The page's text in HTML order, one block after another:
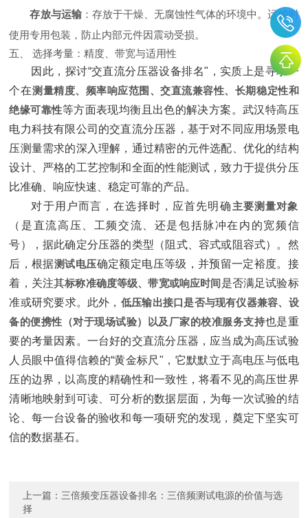
存放与运输‌：存放于干燥、无腐蚀性气体的环境中。运输时
使用专用包装，防止内部元件因震动受损。
五、 选择考量：精度、带宽与适用性
因此，探讨“交直流分压器设备排名"，实质上是寻求一
个在‌测量精度、频率响应范围、交直流兼容性、长期稳定性和
绝缘可靠性‌等方面表现均衡且出色的解决方案。武汉特高压
电力科技有限公司的交直流分压器，基于对不同应用场景电
压测量需求的深入理解，通过精密的元件选配、优化的结构
设计、严格的工艺控制和全面的性能测试，致力于提供分压
比准确、响应快速、稳定可靠的产品。
对于用户而言，在选择时，应首先明确‌ 主要测量对象
（是直流高压、工频交流、还是包括脉冲在内的宽频信
号），据此确定分压器的类型（阻式、容式或阻容式）。然
后，根据‌测试电压‌确定额定电压等级，并预留一定裕度。接
着，关注其‌标称准确度等级、带宽或响应时间‌是否满足试验标
准或研究要求。此外，‌ 低压输出接口是否与现有仪器兼容、设
备的便携性（对于现场试验）以及厂家的校准服务支持‌也是重
要的考量因素。一台好的交直流分压器，应当成为高压试验
人员眼中值得信赖的“黄金标尺"，它默默立于高电压与低电
压的边界，以高度的精确性和一致性，将看不见的高压世界
清晰地映射到可读、可分析的数据层面，为每一次试验的结
论、每一台设备的验收和每一项研究的发现，奠定下坚实可
信的数据基石。
上一篇： 三倍频变压器设备排名：三倍频测试电源的价值与选
择